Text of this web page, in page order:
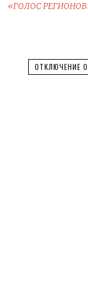
«ГОЛОС
ОТКЛЮЧЕНИЕ